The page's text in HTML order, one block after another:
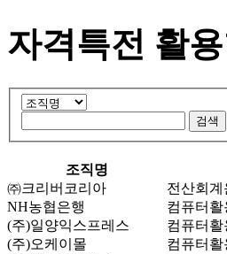
자격특전 활
조직명
㈜크리버코리아
전산회
NH농협은행
컴퓨터활
(주)일양익스프레스
컴퓨터활
(주)오케이몰
컴퓨터활